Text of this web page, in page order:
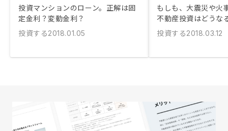
投資マンションのローン。正解は固
定金利？変動金利？
投資する2018.01.05
もしも、大震災や
不動産投資はどうな
投資する2018.03.12